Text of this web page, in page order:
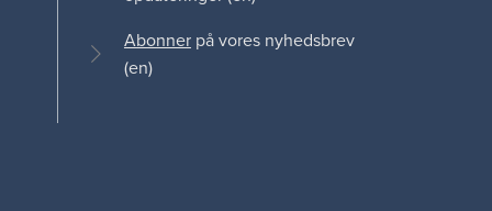
Abonner på vores nyhedsbrev
(en)